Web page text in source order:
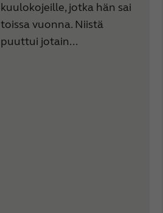
kuulokojeille, jotka hän sai
toissa vuonna. Niistä
puuttui jotain...